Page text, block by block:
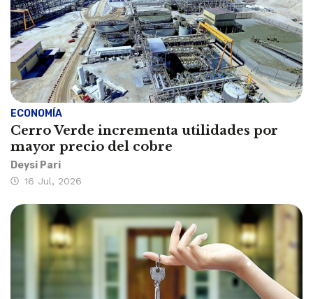
ECONOMÍA
Cerro Verde incrementa utilidades por
mayor precio del cobre
Deysi Pari
16 Jul, 2026